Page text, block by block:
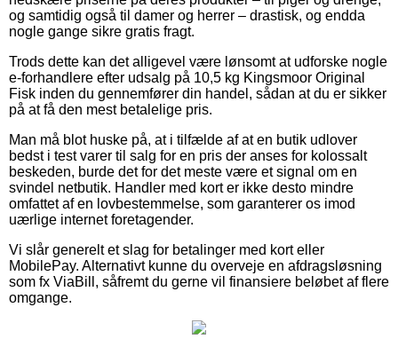
og samtidig også til damer og herrer – drastisk, og endda
nogle gange sikre gratis fragt.
Trods dette kan det alligevel være lønsomt at udforske nogle
e-forhandlere efter udsalg på 10,5 kg Kingsmoor Original
Fisk inden du gennemfører din handel, sådan at du er sikker
på at få den mest betalelige pris.
Man må blot huske på, at i tilfælde af at en butik udlover
bedst i test varer til salg for en pris der anses for kolossalt
beskeden, burde det for det meste være et signal om en
svindel netbutik. Handler med kort er ikke desto mindre
omfattet af en lovbestemmelse, som garanterer os imod
uærlige internet foretagender.
Vi slår generelt et slag for betalinger med kort eller
MobilePay. Alternativt kunne du overveje en afdragsløsning
som fx ViaBill, såfremt du gerne vil finansiere beløbet af flere
omgange.